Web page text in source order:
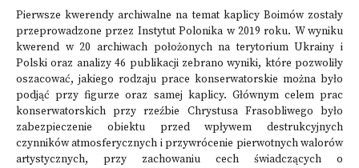
Pierwsze kwerendy archiwalne na temat kaplicy Boimów zostały
przeprowadzone przez Instytut Polonika w 2019 roku. W wyniku
kwerend w 20 archiwach położonych na terytorium Ukrainy i
Polski oraz analizy 46 publikacji zebrano wyniki, które pozwoliły
oszacować, jakiego rodzaju prace konserwatorskie można było
podjąć przy figurze oraz samej kaplicy. Głównym celem prac
konserwatorskich przy rzeźbie Chrystusa Frasobliwego było
zabezpieczenie obiektu przed wpływem destrukcyjnych
czynników atmosferycznych i przywrócenie pierwotnych walorów
artystycznych, przy zachowaniu cech świadczących o